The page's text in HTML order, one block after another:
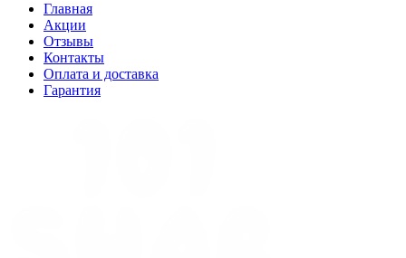
Главная
Акции
Отзывы
Контакты
Оплата и доставка
Гарантия